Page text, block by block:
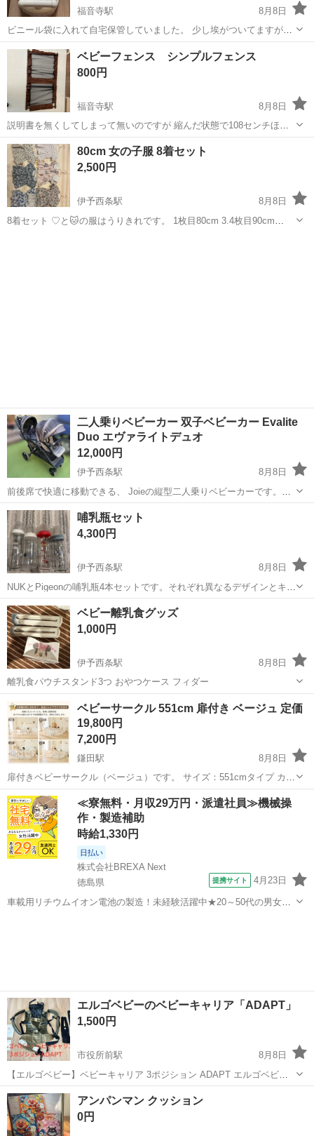
福音寺駅
8月8日
ビニール袋に入れて自宅保管していました。 少し埃がついてますが綺
麗です。 試し座りは数回しましたが一度もおしっこやうんちはしてい
ません。
愛媛 松山市 福音寺駅
ベビーフェンス シンプルフェンス
800円
福音寺駅
8月8日
説明書を無くしてしまって無いのですが 縮んだ状態で108センチほど
あります。 突っ張りタイプです。
愛媛 松山市 福音寺駅 ベビー用品
80cm 女の子服 8着セット
2,500円
伊予西条駅
8月8日
8着セット ♡と🐱の服はうりきれです。 1枚目80cm 3.4枚目90cm
二人乗りベビーカー 双子ベビーカー Evalite
Duo エヴァライトデュオ
12,000円
伊予西条駅
8月8日
前後席で快適に移動できる、 Joieの縦型二人乗りベビーカーです。
________________________ ♡ベビーカーバッグ ♡レインカバーもお
付けします♩ ______________________...
愛媛 西条市 伊予西条駅
哺乳瓶セット
4,300円
伊予西条駅
8月8日
NUKとPigeonの哺乳瓶4本セットです。それぞれ異なるデザインとキャ
ップカラーが特徴で、日常の授乳シーンに使い分けが可能です。 星柄
のNUKのみプラスチック製です。 あとの3本はガラス製です！ - ブラ
ンド: NUK...
愛媛 西条市 伊予西条駅 ベビー用品
ベビー離乳食グッズ
1,000円
伊予西条駅
8月8日
離乳食パウチスタンド3つ おやつケース フィダー
伊予西条駅 ベビー用品
ベビーサークル 551cm 扉付き ベージュ 定価
19,800円
7,200円
鎌田駅
8月8日
扉付きベビーサークル（ベージュ）です。 サイズ：551cmタイプ カラ
ー：ベージュ（扉ベージュ） 定価19,800円で購入しました。 使用に伴
う小傷などはありますが、まだまだお使いいただけます。 お子さんの
遊びスペー...
愛媛 松山市 鎌田駅 その他
≪寮無料・月収29万円・派遣社員≫機械操
作・製造補助
時給1,330円
日払い
株式会社BREXA Next
徳島県
提携サイト 4月23日
車載用リチウムイオン電池の製造！未経験活躍中★20～50代の男女活
エルゴベビーのベビーキャリア「ADAPT」
1,500円
市役所前駅
8月8日
【エルゴベビー】ベビーキャリア 3ポジション ADAPT エルゴベビー
のベビーキャリア「ADAPT」です。 子ども2人の使用で、合計5年ほ
ど使用しました。 使用感はありますがまだ問題なくお使いいただけま
す。 出品前にホ...
愛媛 松山市 市役所前駅
アンパンマン クッション
0円